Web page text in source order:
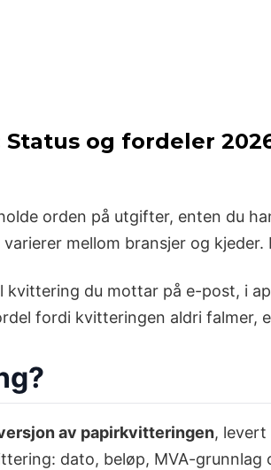
og fordeler
orden på utgifter, enten du
mellom bransjer og
du mottar på e-post, i
fordi kvitteringen aldri falmer,
av papirkvitteringen, levert
dato, beløp, MVA-grunnlag